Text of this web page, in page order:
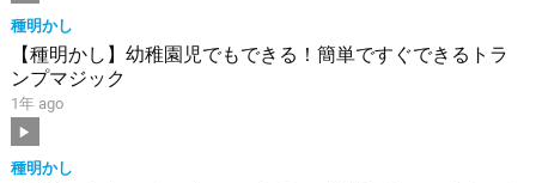
種明かし
【種明かし】幼稚園児でもできる！簡単ですぐできるトラ
ンプマジック
1年 ago
種明かし